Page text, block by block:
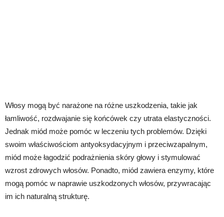
Włosy mogą być narażone na różne uszkodzenia, takie jak
łamliwość, rozdwajanie się końcówek czy utrata elastyczności.
Jednak miód może pomóc w leczeniu tych problemów. Dzięki
swoim właściwościom antyoksydacyjnym i przeciwzapalnym,
miód może łagodzić podrażnienia skóry głowy i stymulować
wzrost zdrowych włosów. Ponadto, miód zawiera enzymy, które
mogą pomóc w naprawie uszkodzonych włosów, przywracając
im ich naturalną strukturę.